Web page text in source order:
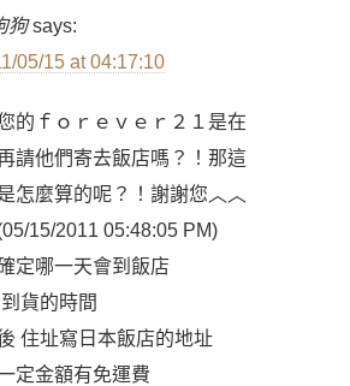
狗 says:
05/15 at 04:17:10
的ｆｏｒｅｖｅｒ２１是在
請他們寄去飯店嗎？！那這
怎麼算的呢？！謝謝您︿︿
15/2011 05:48:05 PM)
定哪一天會到飯店
貨的時間
住址寫日本飯店的地址
定金額有免運費